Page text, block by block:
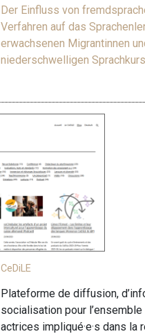
Der Einfluss von
Verfahren auf das
erwachsenen Migrantinnen
niederschwelligen
CeDiLE
Plateforme de diffusion,
socialisation pour
actrices impliqué·e·s dans la